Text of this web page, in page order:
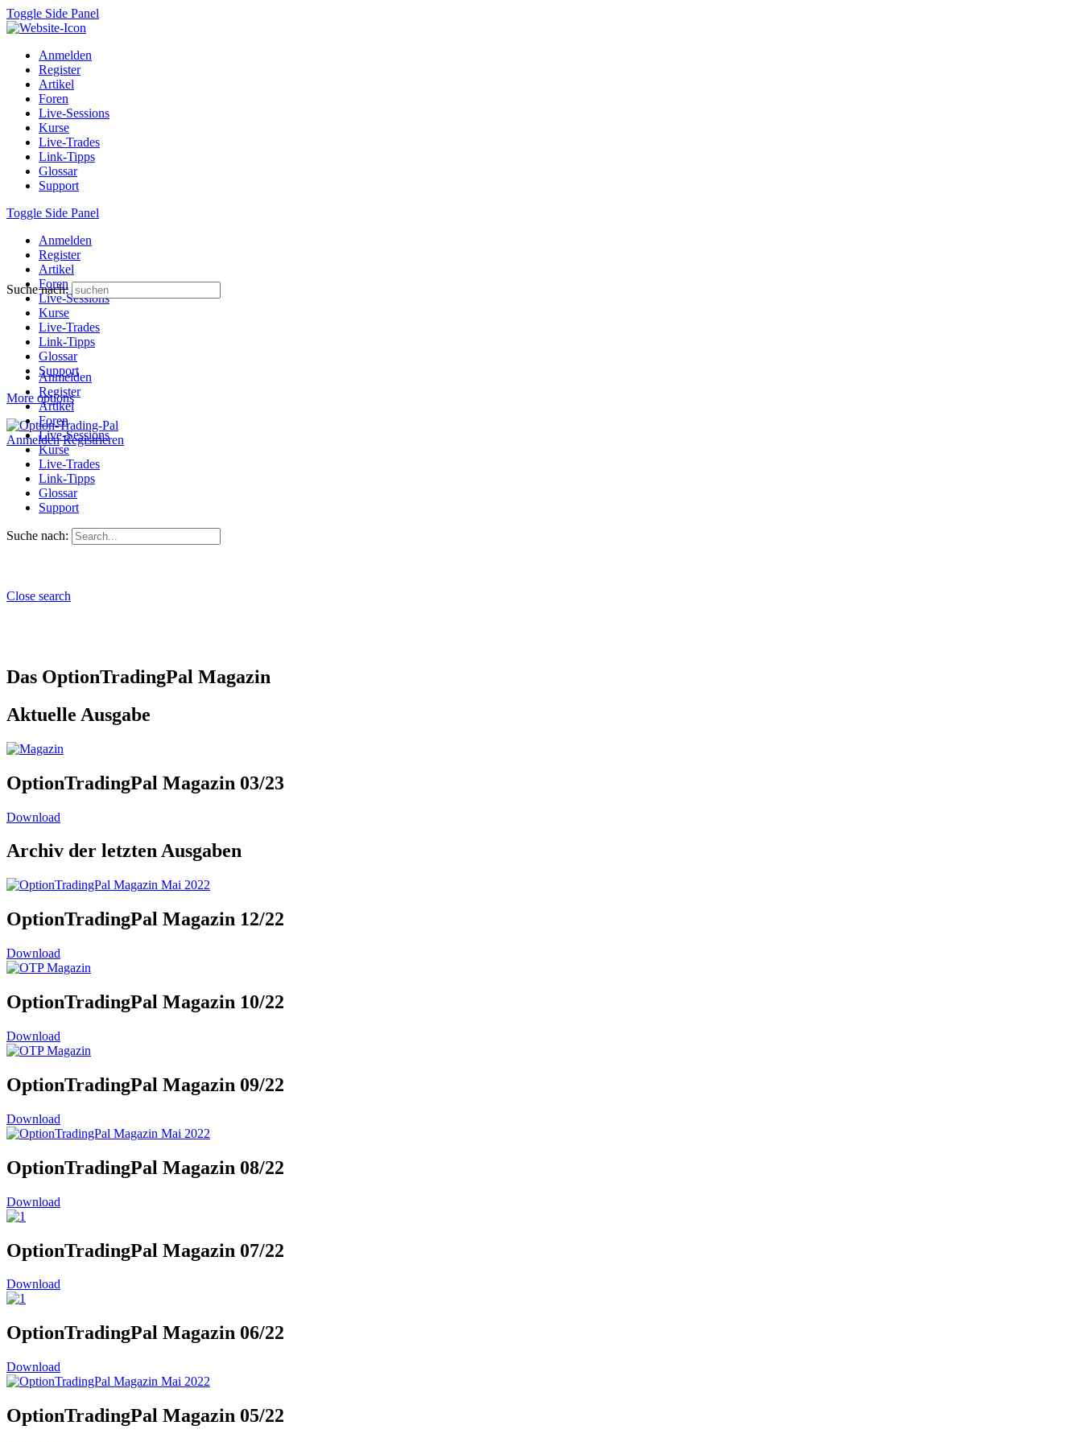
Toggle Side Panel
Anmelden
Register
Artikel
Foren
Live-Sessions
Kurse
Live-Trades
Link-Tipps
Glossar
Support
Toggle Side Panel
Anmelden
Register
Artikel
Foren
Live-Sessions
Kurse
Live-Trades
Link-Tipps
Glossar
Support
More options
Anmelden Registrieren
Suche nach:
Anmelden
Register
Artikel
Foren
Live-Sessions
Kurse
Live-Trades
Link-Tipps
Glossar
Support
Suche nach:
Close search
Das OptionTradingPal Magazin
Aktuelle Ausgabe
OptionTradingPal Magazin 03/23
Download
Archiv der letzten Ausgaben
OptionTradingPal Magazin 12/22
Download
OptionTradingPal Magazin 10/22
Download
OptionTradingPal Magazin 09/22
Download
OptionTradingPal Magazin 08/22
Download
OptionTradingPal Magazin 07/22
Download
OptionTradingPal Magazin 06/22
Download
OptionTradingPal Magazin 05/22